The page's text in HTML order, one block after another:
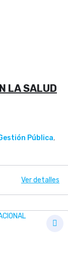
LA SALUD
Pública,
Ver detalles